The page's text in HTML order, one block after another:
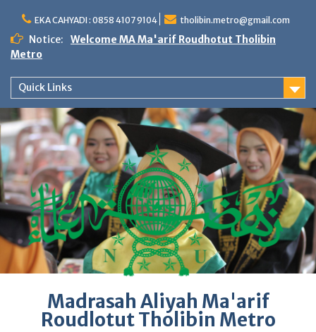
content
EKA CAHYADI : 0858 4107 9104 tholibin.metro@gmail.com
Notice:
Welcome MA Ma'arif Roudhotut Tholibin
Metro
Quick Links
Madrasah Aliyah Ma'arif
Roudlotut Tholibin Metro